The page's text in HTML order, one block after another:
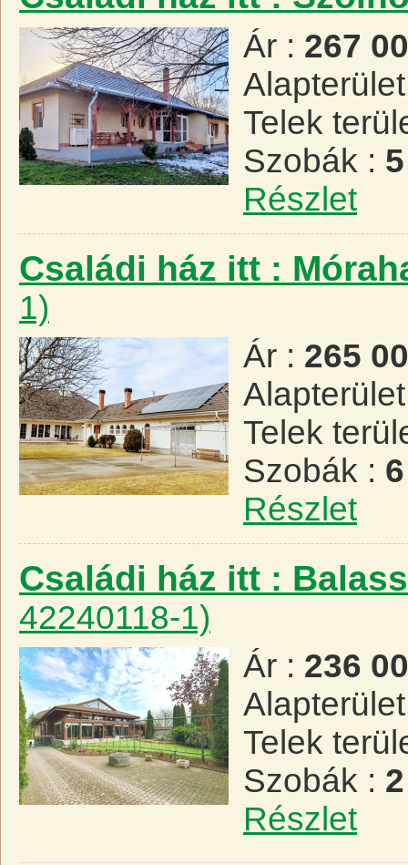
Ár : 267
Telek
Szobák : 5
Részlet
Családi ház itt :
1)
Ár : 265
Telek
Szobák : 6
Részlet
Családi ház itt :
42240118-1)
Ár : 236
Telek
Szobák : 2
Részlet